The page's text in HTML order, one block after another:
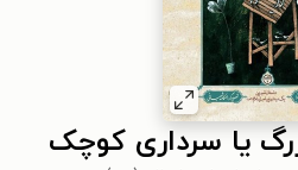
یا سرداری کوچک